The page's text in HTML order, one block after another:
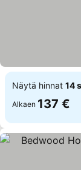
Näytä hinnat 14
Alkaen 137 €